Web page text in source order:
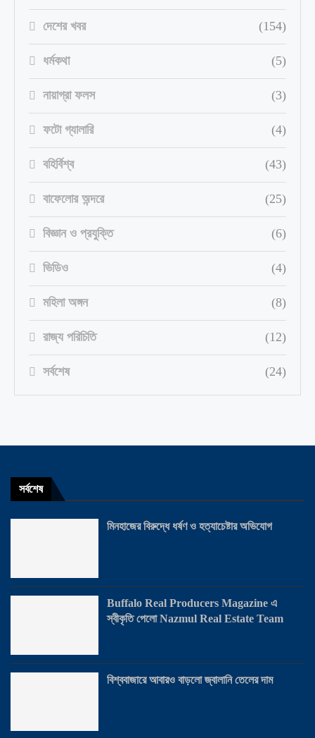
দেশের খবর (154)
ধর্মকথা (5)
নায়াগ্রা ফলস (3)
ফটো গ্যালারি (4)
বহির্বিশ্ব (43)
বাফেলোর অন্দরে (25)
বিজ্ঞান ও প্রযুক্তি (6)
ভিডিও (4)
মহিলা অঙ্গন (8)
রাজ্য পরিচিতি (12)
সর্বশেষ (24)
সর্বশেষ
মিনহাজের বিরুদ্ধে ধর্ষণ ও হত্যাচেষ্টার অভিযোগ
Buffalo Real Producers Magazine এ
স্বীকৃতি পেলো Nazmul Real Estate Team
বিশ্ববাজারে আবারও বাড়লো জ্বালানি তেলের দাম